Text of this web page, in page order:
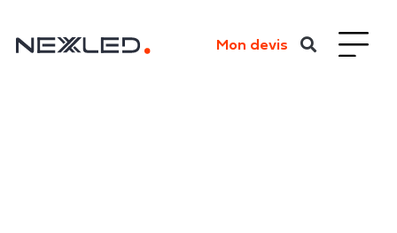
Mon devis